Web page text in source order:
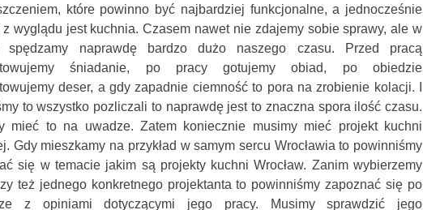
które powinno być najbardziej funkcjonalne, a jednocześnie
z wyglądu jest kuchnia. Czasem nawet nie zdajemy sobie sprawy, ale w
spędzamy naprawdę bardzo dużo naszego czasu. Przed pracą
śniadanie, po pracy gotujemy obiad, po obiedzie
deser, a gdy zapadnie ciemność to pora na zrobienie kolacji. I
to wszystko pozliczali to naprawdę jest to znaczna spora ilość czasu.
mieć to na uwadze. Zatem koniecznie musimy mieć projekt kuchni
Gdy mieszkamy na przykład w samym sercu Wrocławia to powinniśmy
się w temacie jakim są projekty kuchni Wrocław. Zanim wybierzemy
też jednego konkretnego projektanta to powinniśmy zapoznać się po
z opiniami dotyczącymi jego pracy. Musimy sprawdzić jego